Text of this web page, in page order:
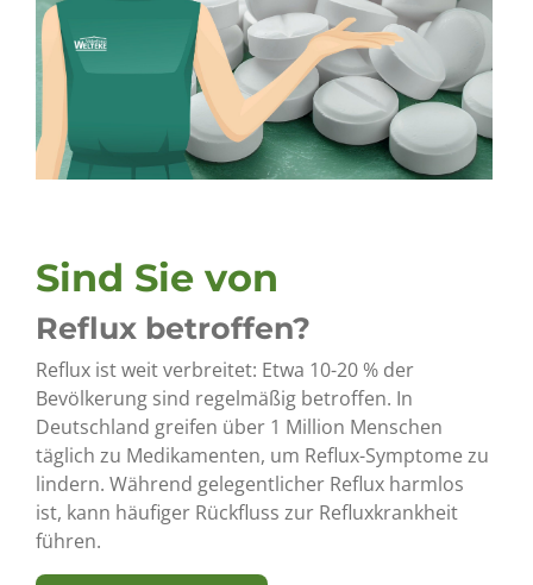
Sind Sie von
Reflux betroffen?
Reflux ist weit verbreitet: Etwa 10-20 % der
Bevölkerung sind regelmäßig betroffen. In
Deutschland greifen über 1 Million Menschen
täglich zu Medikamenten, um Reflux-Symptome zu
lindern. Während gelegentlicher Reflux harmlos
ist, kann häufiger Rückfluss zur Refluxkrankheit
führen.